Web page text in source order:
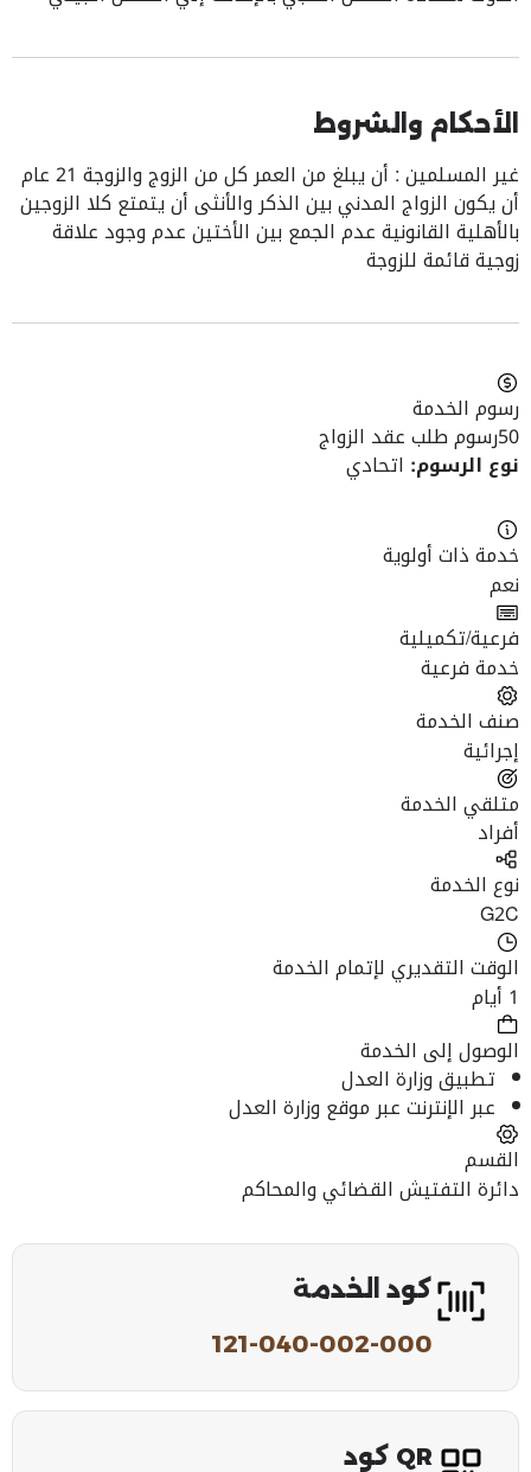
الأحكام والشروط
غير المسلمين : أن يبلغ من العمر كل من الزوج والزوجة 21 عام
أن يكون الزواج المدني بين الذكر والأنثى أن يتمتع كلا الزوجين
بالأهلية القانونية عدم الجمع بين الأختين عدم وجود علاقة
زوجية قائمة للزوجة
رسوم الخدمة
50رسوم طلب عقد الزواج
نوع الرسوم: اتحادي
خدمة ذات أولوية
نعم
فرعية/تكميلية
خدمة فرعية
صنف الخدمة
إجرائية
متلقي الخدمة
أفراد
نوع الخدمة
G2C
الوقت التقديري لإتمام الخدمة
1 أيام
الوصول إلى الخدمة
تطبيق وزارة العدل
عبر الإنترنت عبر موقع وزارة العدل
القسم
دائرة التفتيش القضائي والمحاكم
كود الخدمة
121-040-002-000
QR كود